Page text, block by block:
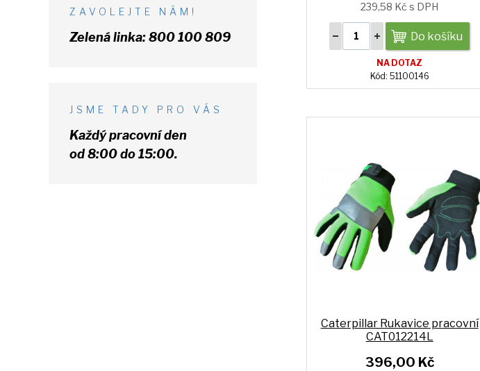
239,58 Kč s DPH
Do košíku
NA DOTAZ
Kód: 51100146
Caterpillar Rukavice pracovní
CAT012214L
396,00 Kč
ZAVOLEJTE NÁM!
Zelená linka:800 100 809
JSME TADY PRO VÁS
Každý pracovní den
od 8:00 do 15:00.